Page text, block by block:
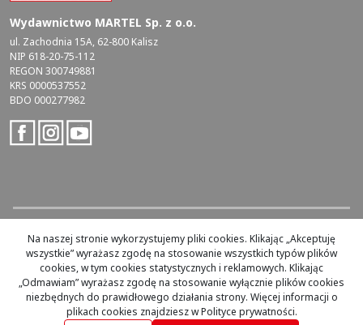
Wydawnictwo MARTEL Sp. z o.o.
ul. Zachodnia 15A, 62-800 Kalisz
NIP 618-20-75-112
REGON 300749881
KRS 0000537552
BDO 000277982
Copyright by Wydawnictwo MARTEL, 2019. Wszelkie prawa
zastrzeżone.
InfoSerwis-oprogramowanie sklepu internetowego
Na naszej stronie wykorzystujemy pliki cookies. Klikając „Akceptuję
wszystkie” wyrażasz zgodę na stosowanie wszystkich typów plików
cookies, w tym cookies statystycznych i reklamowych. Klikając
„Odmawiam” wyrażasz zgodę na stosowanie wyłącznie plików cookies
niezbędnych do prawidłowego działania strony. Więcej informacji o
plikach cookies znajdziesz w Polityce prywatności.